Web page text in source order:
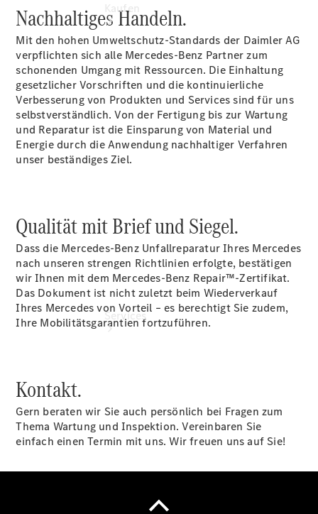
Kaufen
Übersicht
Gebrauchtwagensuche
Digitale
Extras
Services
Übersicht
Finanzdienste
Kompletträder
Nachhaltiges Handeln.
Mit den hohen Umweltschutz-Standards der Daimler AG
verpflichten sich alle Mercedes-Benz Partner zum
schonenden Umgang mit Ressourcen. Die Einhaltung
gesetzlicher Vorschriften und die kontinuierliche
Verbesserung von Produkten und Services sind für uns
selbstverständlich. Von der Fertigung bis zur Wartung
und Reparatur ist die Einsparung von Material und
Energie durch die Anwendung nachhaltiger Verfahren
unser beständiges Ziel.
Qualität mit Brief und Siegel.
Dass die Mercedes-Benz Unfallreparatur Ihres Mercedes
nach unseren strengen Richtlinien erfolgte, bestätigen
wir Ihnen mit dem Mercedes-Benz Repair™-Zertifikat.
Das Dokument ist nicht zuletzt beim Wiederverkauf
Ihres Mercedes von Vorteil – es berechtigt Sie zudem,
Ihre Mobilitätsgarantien fortzuführen.
Kontakt.
Gern beraten wir Sie auch persönlich bei Fragen zum
Thema Wartung und Inspektion. Vereinbaren Sie
einfach einen Termin mit uns. Wir freuen uns auf Sie!